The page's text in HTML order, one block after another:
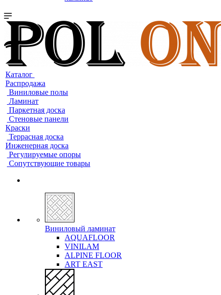
Каталог
Распродажа
Виниловые полы
Ламинат
Паркетная доска
Стеновые панели
Краски
Террасная доска
Инженерная доска
Регулируемые опоры
Сопутствующие товары
Виниловый ламинат
AQUAFLOOR
VINILAM
ALPINE FLOOR
ART EAST